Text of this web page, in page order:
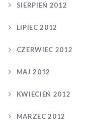
SIERPIEŃ 2012
LIPIEC 2012
CZERWIEC 2012
MAJ 2012
KWIECIEŃ 2012
MARZEC 2012